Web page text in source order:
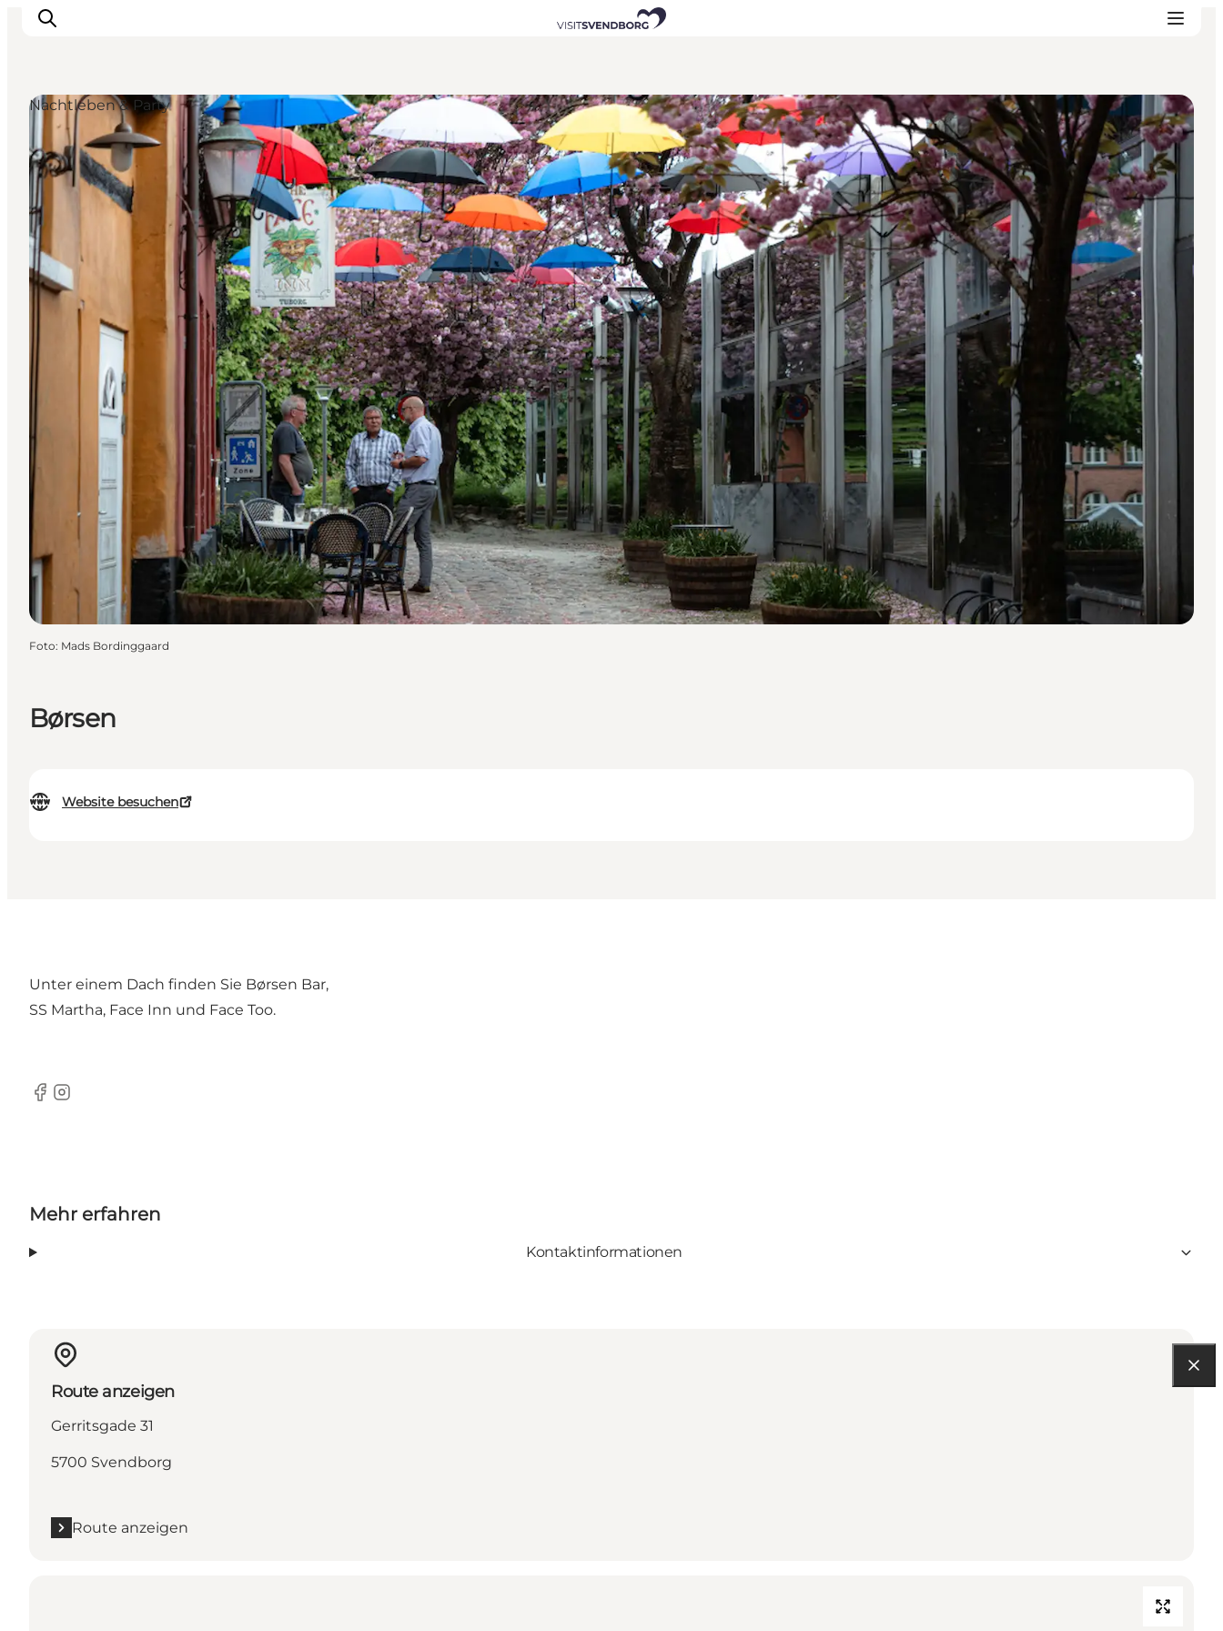
Veranstaltungen
Essen und Trinken
Shopping in Svendborg
Übernachtung
Den Urlaub planen
Børsen
Website besuchen
Nachtleben & Party
Foto: Mads Bordinggaard
Unter einem Dach finden Sie Børsen Bar,
SS Martha, Face Inn und Face Too.
Facebook
Instagram
Mehr erfahren
Kontaktinformationen
Route anzeigen
Gerritsgade 31
5700 Svendborg
Route anzeigen